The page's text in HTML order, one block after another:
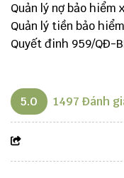
Quản lý nợ bảo hiểm
Quản lý tiền bảo
Quyết đinh 959/QĐ-
5.0 1497 Đánh